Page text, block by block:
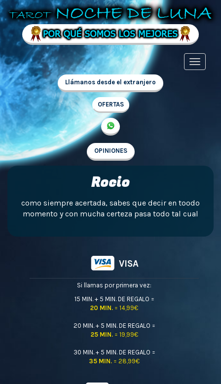
Llámanos desde el extranjero
OFERTAS
OPINIONES
Rocio
como siempre acertada, sabes que decir en toodo
momento y con mucha certeza pasa todo tal cual
VISA
Si llamas por primera vez:
15 MIN. + 5 MIN. DE REGALO =
20 MIN. = 14,99€
20 MIN. + 5 MIN. DE REGALO =
25 MIN.= 19,99€
30 MIN. + 5 MIN. DE REGALO =
35 MIN. = 28,99€